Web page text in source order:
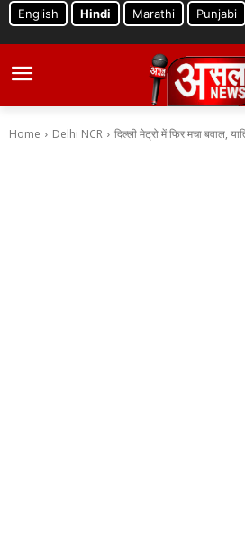
English Hindi Marathi Punjabi
Home Delhi NCR दिल्ली मेट्रो में फिर मचा बवाल,